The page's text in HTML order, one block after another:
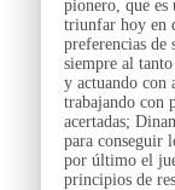
pionero, que es
triunfar hoy en
preferencias de
siempre al
y actuando con
trabajando con
acertadas;
para conseguir
por último el
principios de